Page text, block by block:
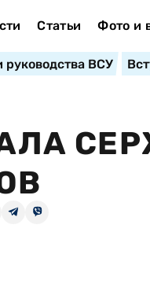
Статьи Фото и
руководства ВСУ